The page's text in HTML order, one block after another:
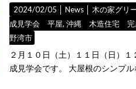
2024/02/05 │News 木の家グリ
成見学会 平屋,沖縄 木造住宅 完
野湾市
２月１０日（土）１１日（日）
成見学会です。 大屋根のシンプル